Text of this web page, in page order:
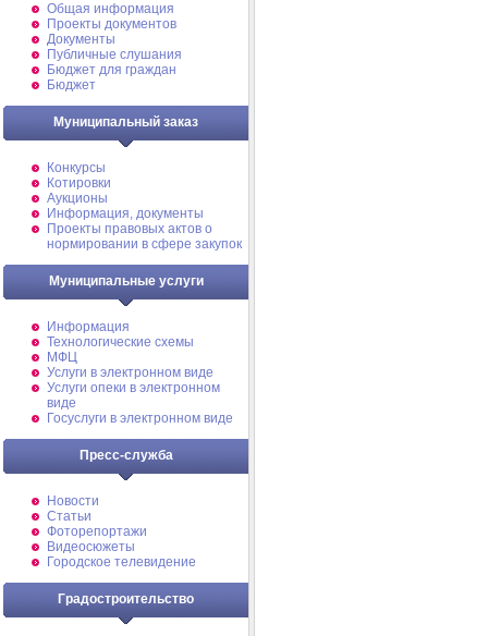
Общая информация
Проекты документов
Документы
Публичные слушания
Бюджет для граждан
Бюджет
Муниципальный заказ
Конкурсы
Котировки
Аукционы
Информация, документы
Проекты правовых актов о
нормировании в сфере закупок
Муниципальные услуги
Информация
Технологические схемы
МФЦ
Услуги в электронном виде
Услуги опеки в электронном
виде
Госуслуги в электронном виде
Пресс-служба
Новости
Статьи
Фоторепортажи
Видеосюжеты
Городское телевидение
Градостроительство